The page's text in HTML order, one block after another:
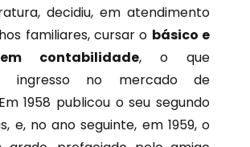
decidiu, em atendimento
familiares, cursar o básico e
contabilidade, o que
ingresso no mercado de
1958 publicou o seu segundo
e, no ano seguinte, em 1959, o